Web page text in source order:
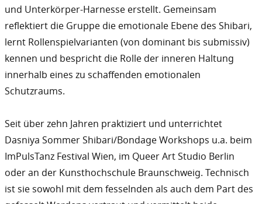
und Unterkörper-Harnesse erstellt. Gemeinsam
reflektiert die Gruppe die emotionale Ebene des Shibari,
lernt Rollenspielvarianten (von dominant bis submissiv)
kennen und bespricht die Rolle der inneren Haltung
innerhalb eines zu schaffenden emotionalen
Schutzraums.
Seit über zehn Jahren praktiziert und unterrichtet
Dasniya Sommer Shibari/Bondage Workshops u.a. beim
ImPulsTanz Festival Wien, im Queer Art Studio Berlin
oder an der Kunsthochschule Braunschweig. Technisch
ist sie sowohl mit dem fesselnden als auch dem Part des